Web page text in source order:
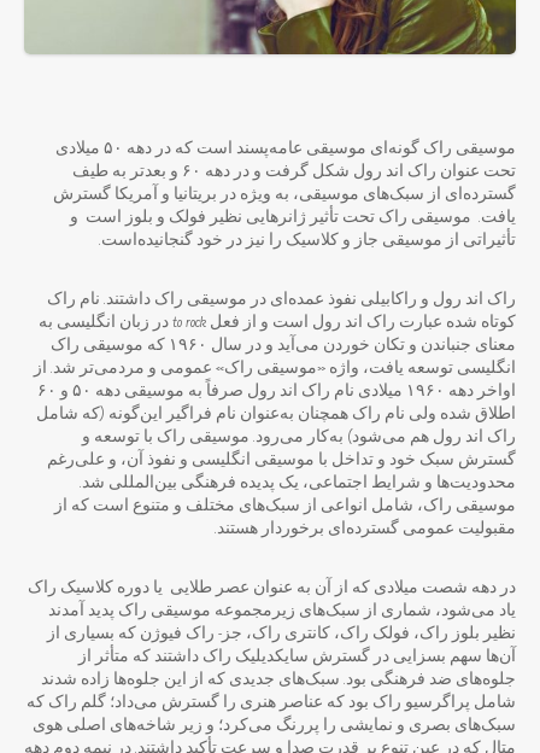
موسیقی راک گونه‌ای موسیقی عامه‌پسند است که در دهه ۵۰ میلادی
تحت عنوان راک اند رول شکل گرفت و در دهه ۶۰ و بعدتر به طیف
گسترده‌ای از سبک‌های موسیقی، به ویژه در بریتانیا و آمریکا گسترش
یافت. موسیقی راک تحت تأثیر ژانرهایی نظیر فولک و بلوز است و
تأثیراتی از موسیقی جاز و کلاسیک را نیز در خود گنجانیده‌است.
راک اند رول و راکابیلی نفوذ عمده‌ای در موسیقی راک داشتند. نام راک
کوتاه شده عبارت راک اند رول است و از فعل to rock در زبان انگلیسی به
معنای جنباندن و تکان خوردن می‌آید و در سال ۱۹۶۰ که موسیقی راک
انگلیسی توسعه یافت، واژه «موسیقی راک» عمومی و مردمی‌تر شد. از
اواخر دهه ۱۹۶۰ میلادی نام راک اند رول صرفاً به موسیقی دهه ۵۰ و ۶۰
اطلاق شده ولی نام راک همچنان به‌عنوان نام فراگیر این‌گونه (که شامل
راک اند رول هم می‌شود) به‌کار می‌رود. موسیقی راک با توسعه و
گسترش سبک خود و تداخل با موسیقی انگلیسی و نفوذ آن، و علی‌رغم
محدودیت‌ها و شرایط اجتماعی، یک پدیده فرهنگی بین‌المللی شد.
موسیقی راک، شامل انواعی از سبک‌های مختلف و متنوع است که از
مقبولیت عمومی گسترده‌ای برخوردار هستند.
در دهه شصت میلادی که از آن به عنوان عصر طلایی یا دوره کلاسیک راک
یاد می‌شود، شماری از سبک‌های زیرمجموعه موسیقی راک پدید آمدند
نظیر بلوز راک، فولک راک، کانتری راک، جز- راک فیوژن که بسیاری از
آن‌ها سهم بسزایی در گسترش سایکدیلیک راک داشتند که متأثر از
جلوه‌های ضد فرهنگی بود. سبک‌های جدیدی که از این جلوه‌ها زاده شدند
شامل پراگرسیو راک بود که عناصر هنری را گسترش می‌داد؛ گلم راک که
سبک‌های بصری و نمایشی را پررنگ می‌کرد؛ و زیر شاخه‌های اصلی هوی
متال که در عین تنوع بر قدرت صدا و سرعت تأکید داشتند. در نیمه دوم دهه